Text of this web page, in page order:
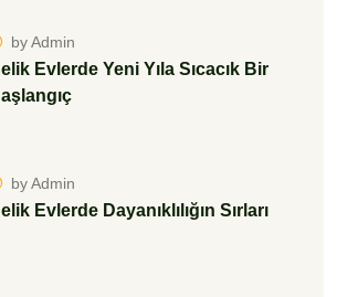
by Admin
Evlerde Yeni Yıla Sıcacık Bir
by Admin
Evlerde Dayanıklılığın Sırları